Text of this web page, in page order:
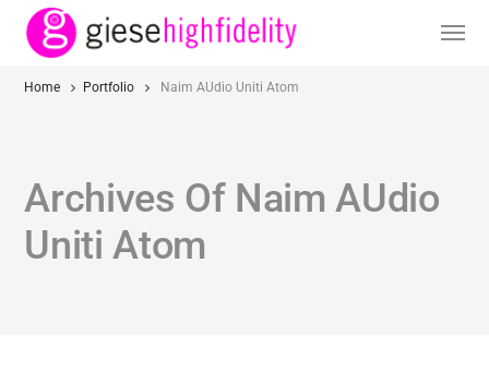
Home Portfolio Naim AUdio Uniti Atom
Archives Of Naim AUdio
Uniti Atom